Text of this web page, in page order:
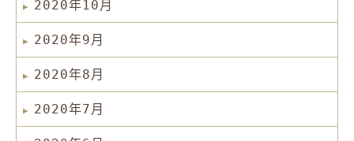
2020年10月
2020年9月
2020年8月
2020年7月